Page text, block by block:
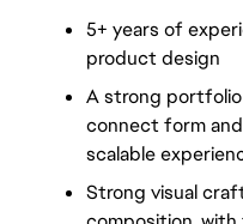
5+ years of
product design
A strong
connect form
scalable
Strong visual